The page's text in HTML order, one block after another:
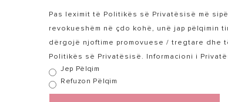
Pas leximit të Politikës së Privatësisë më
revokueshëm në çdo kohë, unë jap pëlqimin
dërgojë njoftime promovuese / tregtare dhe
Politikës së Privatësisë. Informacioni i
Jep Pëlqim
Refuzon Pëlqim